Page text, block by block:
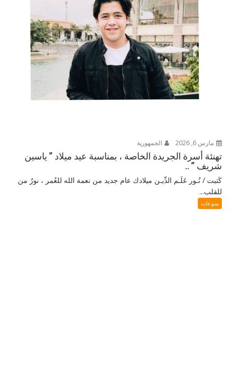
مارس 6, 2026 الجمهورية
تهنئة أسرة الجريدة الخاصة ، بمناسبة عيد ميلاد ” ياسين
شريف ” ..
كَتبت / نُـور عَلَـم الدِّيـن ميلادك عام جديد من نعمة الله للعُمر ، نورٌ من
للقلب...
منوعات